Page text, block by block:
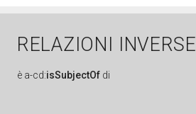
RELAZIONI INVERSE
è a-cd:isSubjectOf di